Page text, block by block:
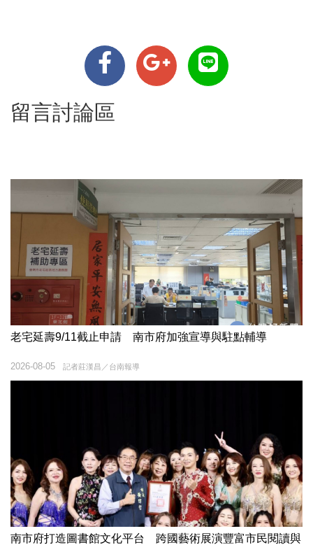
留言討論區
老宅延壽9/11截止申請 南市府加強宣導與駐點輔導
記者莊漢昌／台南報導
2026-08-05
南市府打造圖書館文化平台 跨國藝術展演豐富市民閱讀與